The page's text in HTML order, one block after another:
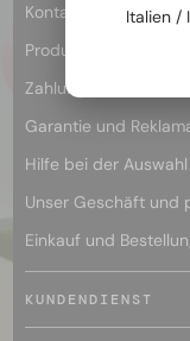
Kontakt und
Produkte und Qualität
Zahlung und Sicherheit
Garantie und
Hilfe bei der Auswahl
Unser Geschäft und
Einkauf und
KUNDENDIENST
Italien /